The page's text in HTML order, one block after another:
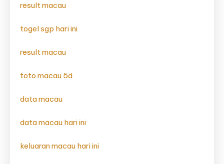
result macau
togel sgp hari ini
result macau
toto macau 5d
data macau
data macau hari ini
keluaran macau hari ini